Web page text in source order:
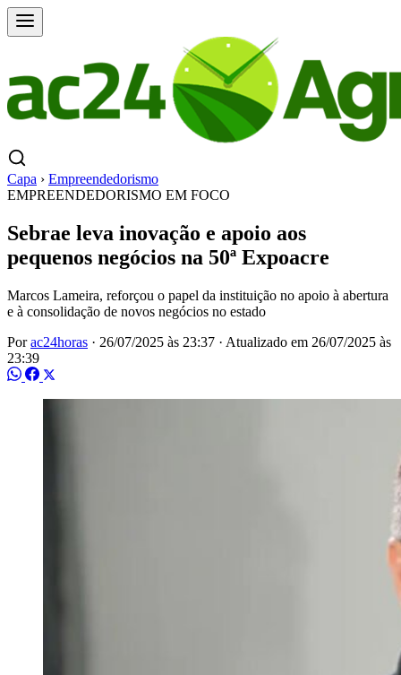
Capa › Empreendedorismo
EMPREENDEDORISMO EM FOCO
Sebrae leva inovação e apoio aos
pequenos negócios na 50ª Expoacre
Marcos Lameira, reforçou o papel da instituição no apoio à abertura
e à consolidação de novos negócios no estado
Porac24horas · 26/07/2025 às 23:37 · Atualizado em 26/07/2025 às
23:39